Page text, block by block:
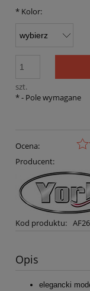
* Kolor:
szt.
*- Pole wymagane
Ocena:
Producent:
Kod produktu:
Opis
elegancki